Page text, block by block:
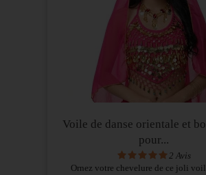
Voile de danse orientale et
pour...
2 Avis
Ornez votre chevelure de ce joli